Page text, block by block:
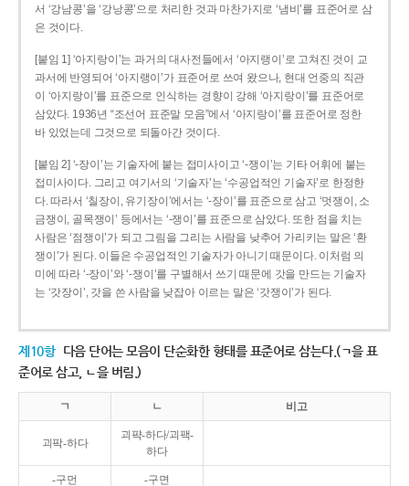
서 ‘강남콩’을 ‘강낭콩’으로 처리한 것과 마찬가지로 ‘냄비’를 표준어로 삼
은 것이다.
[붙임 1] ‘아지랑이’는 과거의 대사전들에서 ‘아지랭이’로 고쳐진 것이 교
과서에 반영되어 ‘아지랭이’가 표준어로 쓰여 왔으나, 현대 언중의 직관
이 ‘아지랑이’를 표준으로 인식하는 경향이 강해 ‘아지랑이’를 표준어로
삼았다. 1936년 “조선어 표준말 모음”에서 ‘아지랑이’를 표준어로 정한
바 있었는데 그것으로 되돌아간 것이다.
[붙임 2] ‘-장이’는 기술자에 붙는 접미사이고 ‘-쟁이’는 기타 어휘에 붙는
접미사이다. 그리고 여기서의 ‘기술자’는 ‘수공업적인 기술자’로 한정한
다. 따라서 ‘칠장이, 유기장이’에서는 ‘-장이’를 표준으로 삼고 ‘멋쟁이, 소
금쟁이, 골목쟁이’ 등에서는 ‘-쟁이’를 표준으로 삼았다. 또한 점을 치는
사람은 ‘점쟁이’가 되고 그림을 그리는 사람을 낮추어 가리키는 말은 ‘환
쟁이’가 된다. 이들은 수공업적인 기술자가 아니기 때문이다. 이처럼 의
미에 따라 ‘-장이’와 ‘-쟁이’를 구별해서 쓰기 때문에 갓을 만드는 기술자
는 ‘갓장이’, 갓을 쓴 사람을 낮잡아 이르는 말은 ‘갓쟁이’가 된다.
제10항 다음 단어는 모음이 단순화한 형태를 표준어로 삼는다.(ㄱ을 표
준어로 삼고, ㄴ을 버림.)
ㄱ ㄴ 비고
괴팍-하다
괴퍅-하다/괴팩-
하다
-구먼 -구면